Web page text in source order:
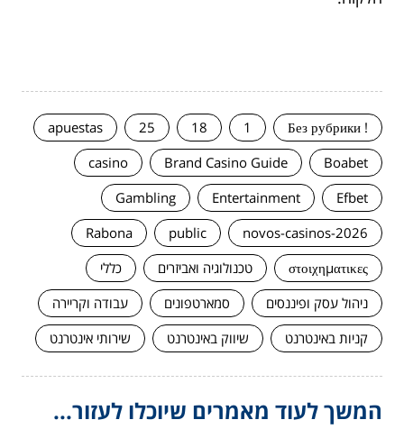
! Без рубрики
1
18
25
apuestas
Boabet
Brand Casino Guide
casino
Efbet
Entertainment
Gambling
novos-casinos-2026
public
Rabona
στοιχηματικες
טכנולוגיה ואביזרים
כללי
ניהול עסק ופיננסים
סמארטפונים
עבודה וקריירה
קניות באינטרנט
שיווק באינטרנט שירותי אינטרנט
המשך לעוד מאמרים שיוכלו לעזור...